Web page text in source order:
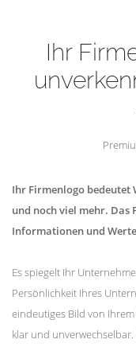
Ihr
Ihr Firmenlogo bedeutet
und noch viel mehr.
Informationen und
Es spiegelt Ihr
Persönlichkeit Ihres
eindeutiges Bild von
klar und